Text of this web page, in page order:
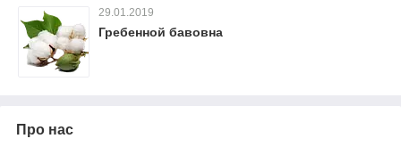
29.01.2019
Гребенной бавовна
Про нас